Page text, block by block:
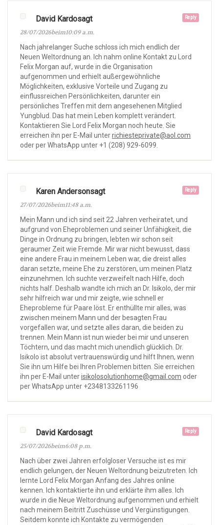
Reply
David Kardosagt
28/07/2026beim10:09 a.m.
Nach jahrelanger Suche schloss ich mich endlich der
Neuen Weltordnung an. Ich nahm online Kontakt zu Lord
Felix Morgan auf, wurde in die Organisation
aufgenommen und erhielt außergewöhnliche
Möglichkeiten, exklusive Vorteile und Zugang zu
einflussreichen Persönlichkeiten, darunter ein
persönliches Treffen mit dem angesehenen Mitglied
Yungblud. Das hat mein Leben komplett verändert.
Kontaktieren Sie Lord Felix Morgan noch heute. Sie
erreichen ihn per E-Mail unterrichiesteprivate@aol.com
oder per WhatsApp unter +1 (208) 929-6099.
Reply
Karen Andersonsagt
27/07/2026beim11:48 a.m.
Mein Mann und ich sind seit 22 Jahren verheiratet, und
aufgrund von Eheproblemen und seiner Unfähigkeit, die
Dinge in Ordnung zu bringen, lebten wir schon seit
geraumer Zeit wie Fremde. Mir war nicht bewusst, dass
eine andere Frau in meinem Leben war, die dreist alles
daran setzte, meine Ehe zu zerstören, um meinen Platz
einzunehmen. Ich suchte verzweifelt nach Hilfe, doch
nichts half. Deshalb wandte ich mich an Dr. Isikolo, der mir
sehr hilfreich war und mir zeigte, wie schnell er
Eheprobleme für Paare löst. Er enthüllte mir alles, was
zwischen meinem Mann und der besagten Frau
vorgefallen war, und setzte alles daran, die beiden zu
trennen. Mein Mann ist nun wieder bei mir und unseren
Töchtern, und das macht mich unendlich glücklich. Dr.
Isikolo ist absolut vertrauenswürdig und hilft Ihnen, wenn
Sie ihn um Hilfe bei Ihren Problemen bitten. Sie erreichen
ihn per E-Mail unterisikolosolutionhome@gmail.com oder
per WhatsApp unter +2348133261196
Reply
David Kardosagt
25/07/2026beim6:08 p.m.
Nach über zwei Jahren erfolgloser Versuche ist es mir
endlich gelungen, der Neuen Weltordnung beizutreten. Ich
lernte Lord Felix Morgan Anfang des Jahres online
kennen. Ich kontaktierte ihn und erklärte ihm alles. Ich
wurde in die Neue Weltordnung aufgenommen und erhielt
nach meinem Beitritt Zuschüsse und Vergünstigungen.
Seitdem konnte ich Kontakte zu vermögenden